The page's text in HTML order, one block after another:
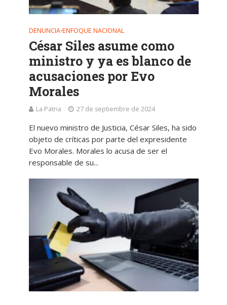
DENUNCIA•ENFOQUE NACIONAL
César Siles asume como
ministro y ya es blanco de
acusaciones por Evo
Morales
La Patria 27 de septiembre de 2024
El nuevo ministro de Justicia, César Siles, ha sido
objeto de críticas por parte del expresidente
Evo Morales. Morales lo acusa de ser el
responsable de su...